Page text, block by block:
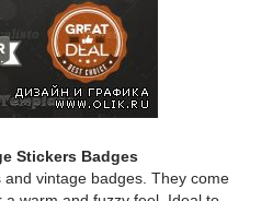
Stickers Badges
vintage badges. They come